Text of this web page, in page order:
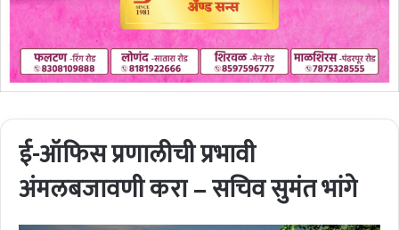
ई-ऑफिस प्रणालीची प्रभावी
अंमलबजावणी करा – सचिव सुमंत भांगे